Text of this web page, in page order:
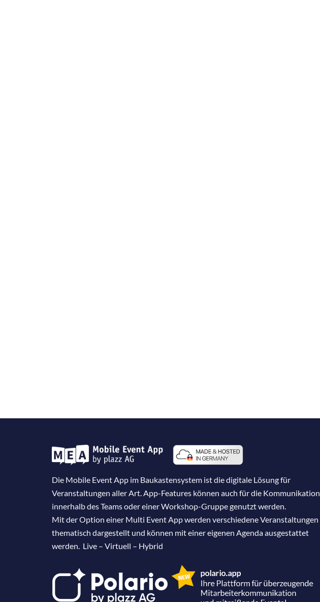
Die Mobile Event App im Baukastensystem ist die digitale Lösung für
Veranstaltungen aller Art. App-Features können auch für die Kommunikation
innerhalb des Teams oder einer Workshop-Gruppe genutzt werden.
Mit der Option einer Multi Event App werden verschiedene Veranstaltungen
thematisch dargestellt und können mit einer eigenen Agenda ausgestattet
werden. Live – Virtuell – Hybrid